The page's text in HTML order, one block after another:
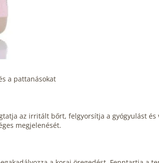
a pattanásokat
az irritált bőrt, felgyorsítja a gyógyulást
megjelenését.